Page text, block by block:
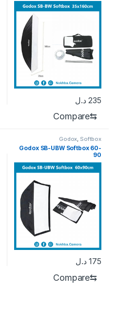
235 د.ل
⇆
Compare
Godox, Softbox
Godox SB-UBW Softbox 60-
90
175 د.ل
⇆
Compare